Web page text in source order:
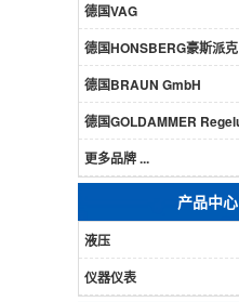
德国VAG
德国HONSBERG豪斯派克
德国BRAUN GmbH
更多品牌 ...
产品中心
液压
仪器仪表